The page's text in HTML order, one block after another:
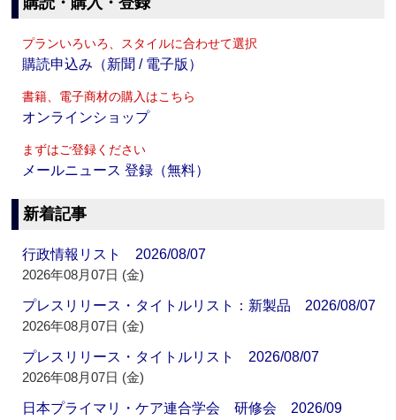
プランいろいろ、スタイルに合わせて選択
購読申込み（新聞 / 電子版）
書籍、電子商材の購入はこちら
オンラインショップ
まずはご登録ください
メールニュース 登録（無料）
新着記事
行政情報リスト 2026/08/07
2026年08月07日 (金)
プレスリリース・タイトルリスト：新製品 2026/08/07
2026年08月07日 (金)
プレスリリース・タイトルリスト 2026/08/07
2026年08月07日 (金)
日本プライマリ・ケア連合学会 研修会 2026/09